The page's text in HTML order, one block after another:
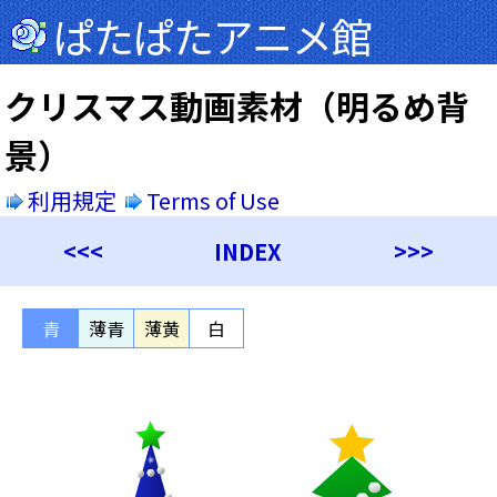
ぱたぱたアニメ館
クリスマス動画素材（明るめ背
景）
利用規定
Terms of Use
<<<
INDEX >>>
青 薄青 薄黄 白